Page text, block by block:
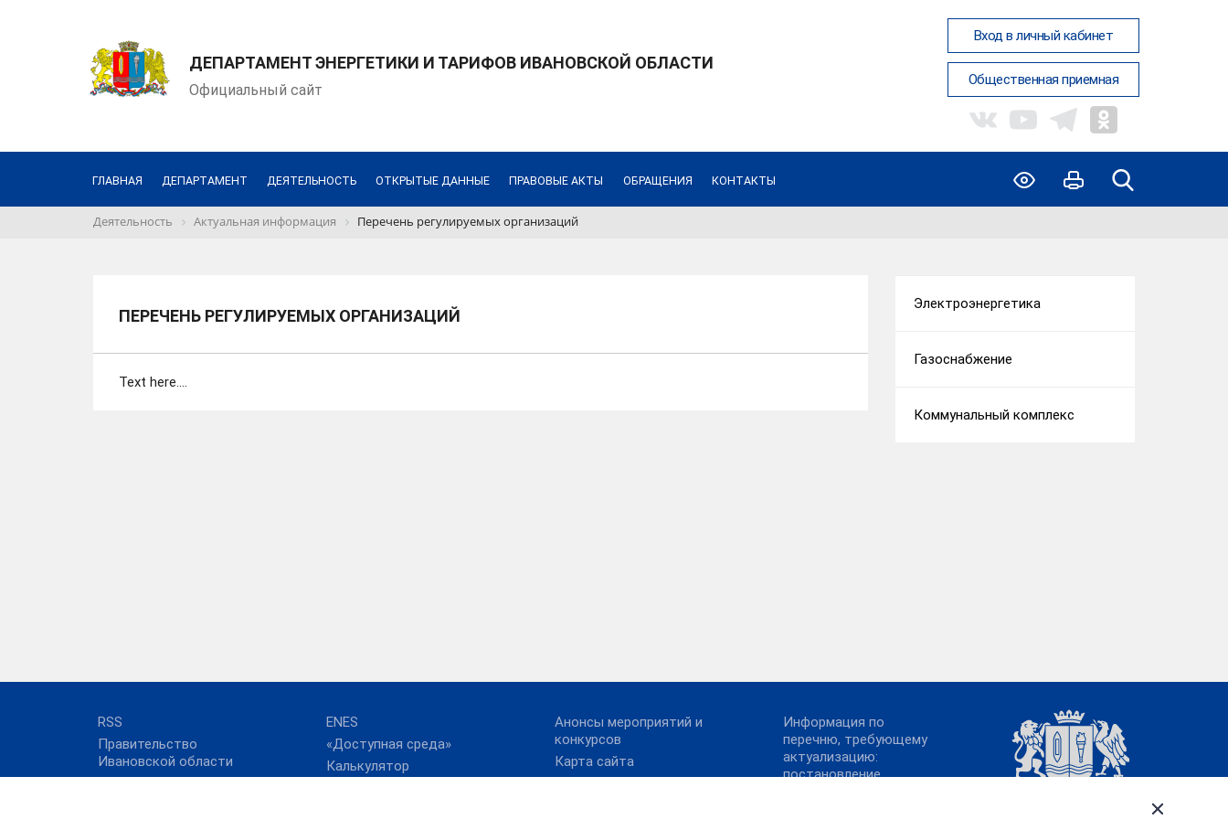
ДЕПАРТАМЕНТ ЭНЕРГЕТИКИ И ТАРИФОВ ИВАНОВСКОЙ ОБЛАСТИ
Официальный сайт
Вход в личный кабинет
Общественная приемная
ГЛАВНАЯ ДЕПАРТАМЕНТ ДЕЯТЕЛЬНОСТЬ ОТКРЫТЫЕ ДАННЫЕ ПРАВОВЫЕ АКТЫ ОБРАЩЕНИЯ КОНТАКТЫ
Деятельность Актуальная информация Перечень регулируемых организаций
ПЕРЕЧЕНЬ РЕГУЛИРУЕМЫХ ОРГАНИЗАЦИЙ
Text here....
Электроэнергетика
Газоснабжение
Коммунальный комплекс
RSS
Правительство
Ивановской области
ENES
«Доступная среда»
Калькулятор
Анонсы мероприятий и
конкурсов
Карта сайта
Информация по
перечню, требующему
актуализацию:
постановление